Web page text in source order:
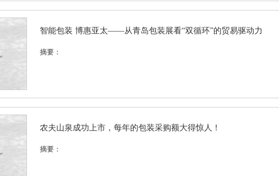
智能包装 博惠亚太——从青岛包装展看“双循环”的贸易驱动力
摘要：
农夫山泉成功上市，每年的包装采购额大得惊人！
摘要：